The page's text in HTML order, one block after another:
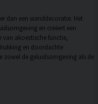
dan een wanddecoratie. Het
en creëert een
van akoestische functie,
en doordachte
de geluidsomgeving als de